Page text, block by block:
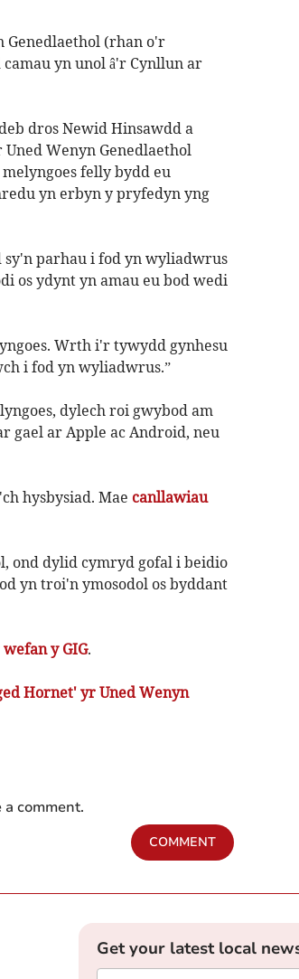
Genedlaethol (rhan o'r
yn unol â'r Cynllun ar
dros Newid Hinsawdd a
Wenyn Genedlaethol
felly bydd eu
yn erbyn y pryfedyn yng
parhau i fod yn wyliadwrus
os ydynt yn amau eu bod wedi
Wrth i'r tywydd gynhesu
i fod yn wyliadwrus.”
dylech roi gwybod am
gael ar Apple ac Android, neu
hysbysiad. Mae canllawiau
ond dylid cymryd gofal i beidio
yn troi'n ymosodol os byddant
wefan y GIG.
Hornet' yr Uned Wenyn
comment.
COMMENT
Get your latest local